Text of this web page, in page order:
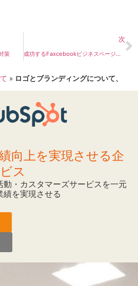
策
次
成功するFaxcebookビジネスページの制作のヒント。
» ロゴとブランディングについて、
向上を実現させる企
ス
・カスタマーズサービスを一元
を実現させる